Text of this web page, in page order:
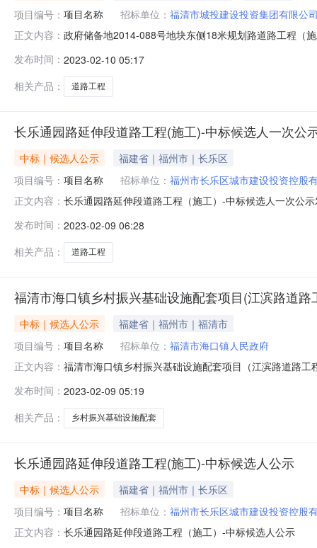
项目编号： 项目名称 招标单位： 福清市城投建设投资集团有限公
正文内容： 政府储备地2014-088号地块东侧18米规划路道路工程（
发布时间： 2023-02-10 05:17
相关产品：
道路工程
长乐通园路延伸段道路工程(施工)-中标候选人一次公
中标｜候选人公示
福建省｜福州市｜长乐区
项目编号： 项目名称 招标单位： 福州市长乐区城市建设投资控股
正文内容： 长乐通园路延伸段道路工程（施工）-中标候选人一次公
发布时间： 2023-02-09 06:28
相关产品：
道路工程
福清市海口镇乡村振兴基础设施配套项目(江滨路道
中标｜候选人公示
福建省｜福州市｜福清市
项目编号： 项目名称 招标单位： 福清市海口镇人民政府
正文内容： 福清市海口镇乡村振兴基础设施配套项目（江滨路道路工
发布时间： 2023-02-09 05:19
相关产品：
乡村振兴基础设施配套
长乐通园路延伸段道路工程(施工)-中标候选人公示
中标｜候选人公示
福建省｜福州市｜长乐区
项目编号： 项目名称 招标单位： 福州市长乐区城市建设投资控股
正文内容： 长乐通园路延伸段道路工程（施工）-中标候选人公示